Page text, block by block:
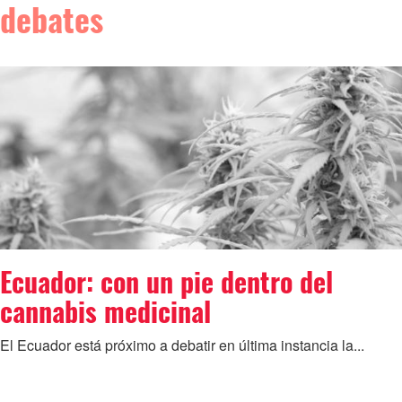
debates
Ecuador: con un pie dentro del
cannabis medicinal
El Ecuador está próximo a debatir en última instancia la...